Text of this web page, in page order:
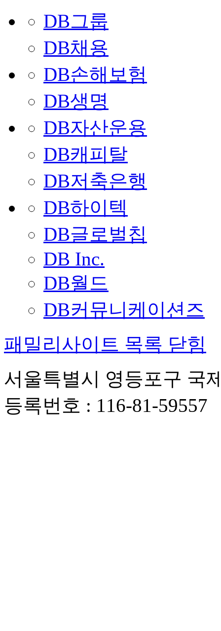
DB그룹
DB채용
DB손해보험
DB생명
DB자산운용
DB캐피탈
DB저축은행
DB하이텍
DB글로벌칩
DB Inc.
DB월드
DB커뮤니케이션즈
패밀리사이트 목록 닫힘
서울특별시 영등포구 국
등록번호 : 116-81-59557